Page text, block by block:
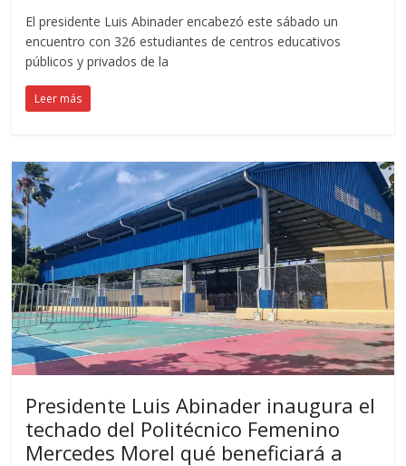
El presidente Luis Abinader encabezó este sábado un
encuentro con 326 estudiantes de centros educativos
públicos y privados de la
Leer más
Presidente Luis Abinader inaugura el
techado del Politécnico Femenino
Mercedes Morel qué beneficiará a